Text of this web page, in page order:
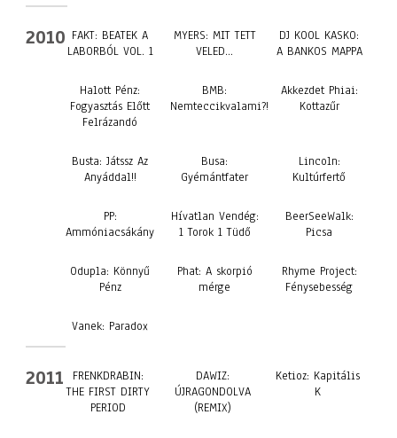
2010 FAKT: BEATEK A
LABORBÓL VOL. 1
MYERS: MIT TETT
VELED…
DJ KOOL KASKO:
A BANKOS MAPPA
Halott Pénz:
Fogyasztás Előtt
Felrázandó
BMB:
Nemteccikvalami?!
Akkezdet Phiai:
Kottazűr
Busta: Játssz Az
Anyáddal!!
Busa:
Gyémántfater
Lincoln:
Kultúrfertő
PP:
Ammóniacsákány
Hívatlan Vendég:
1 Torok 1 Tüdő
BeerSeeWalk:
Picsa
Odupla: Könnyű
Pénz
Phat: A skorpió
mérge
Rhyme Project:
Fénysebesség
Vanek: Paradox
2011
FRENKDRABIN:
THE FIRST DIRTY
PERIOD
DAWIZ:
ÚJRAGONDOLVA
(REMIX)
Ketioz: Kapitális
K